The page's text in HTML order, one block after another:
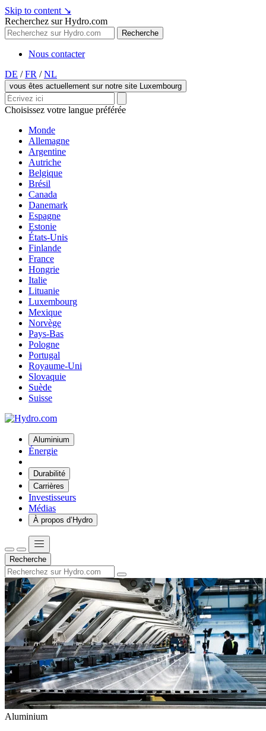
Skip to content ↘
Recherchez sur Hydro.com
Recherche
Nous contacter
DE / FR / NL
vous êtes actuellement sur notre site Luxembourg
Choisissez votre langue préférée
Monde
Allemagne
Argentine
Autriche
Belgique
Brésil
Canada
Danemark
Espagne
Estonie
États-Unis
Finlande
France
Hongrie
Italie
Lituanie
Luxembourg
Mexique
Norvège
Pays-Bas
Pologne
Portugal
Royaume-Uni
Slovaquie
Suède
Suisse
Aluminium
Énergie
Durabilité
Carrières
Investisseurs
Médias
À propos d’Hydro
Recherche
Aluminium